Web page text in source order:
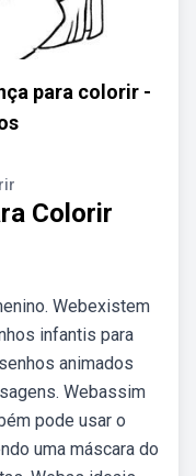
para colorir -
Colorir
Webexistem
infantis para
animados
Webassim
pode usar o
uma máscara do